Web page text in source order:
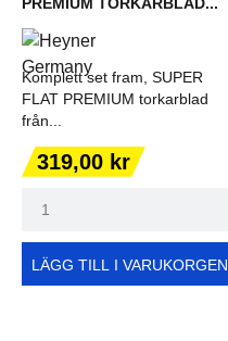
Komplett set fram, SUPER
FLAT PREMIUM torkarblad
från...
Pris
319,00 kr
LÄGG TILL I VARUKORGEN